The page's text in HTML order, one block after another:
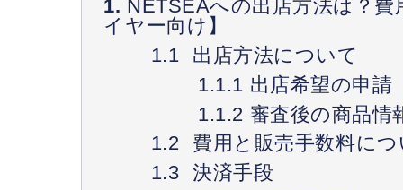
NETSEAへの出店方法は？
イヤー向け】
出店方法について
出店希望の申請
審査後の商品情
費用と販売手数料に
決済手段